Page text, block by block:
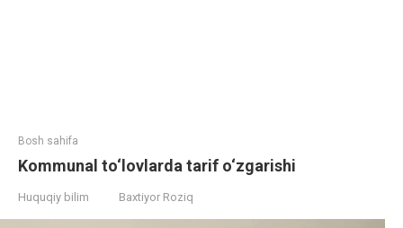
Bosh sahifa
Kommunal to‘lovlarda tarif o‘zgarishi
Huquqiy bilim Baxtiyor Roziq